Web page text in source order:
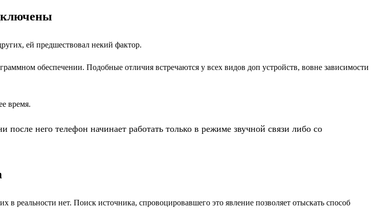
ей предшествовал некий фактор.
обеспечении. Подобные отличия встречаются у всех видов доп устройств, вовне зависимости
время.
него телефон начинает работать только в режиме звучной связи либо со
в реальности нет. Поиск источника, спровоцировавшего это явление позволяет отыскать способ